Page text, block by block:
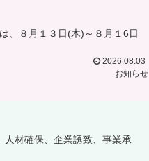
、８月１３日(木)～８月１6日
2026.08.03
お知らせ
材確保、企業誘致、事業承